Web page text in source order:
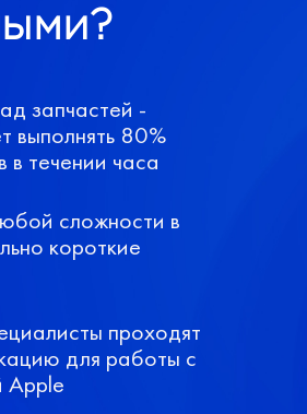
запчастей -
выполнять 80%
в течении часа
сложности в
короткие
проходят
для работы с
Apple